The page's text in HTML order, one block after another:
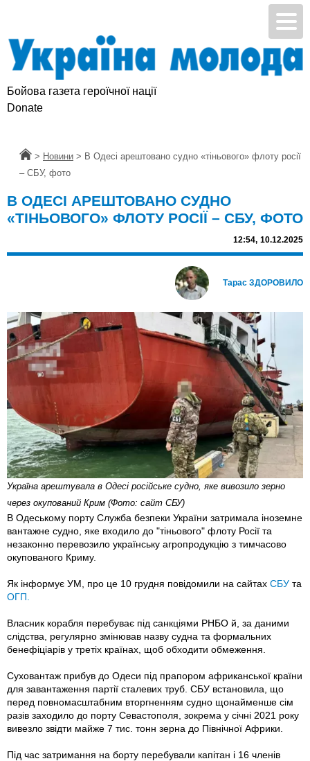
Бойова газета героїчної нації
Donate
Головна
> Новини > В Одесі арештовано судно «тіньового» флоту росії
– СБУ, фото
В ОДЕСІ АРЕШТОВАНО СУДНО
«ТІНЬОВОГО» ФЛОТУ РОСІЇ – СБУ, ФОТО
12:54, 10.12.2025
Тарас ЗДОРОВИЛО
Україна арештувала в Одесі російське судно, яке вивозило зерно
через окупований Крим (Фото: сайт СБУ)
В Одеському порту Служба безпеки України затримала іноземне
вантажне судно, яке входило до "тіньового" флоту Росії та
незаконно перевозило українську агропродукцію з тимчасово
окупованого Криму.
Як інформує УМ, про це 10 грудня повідомили на сайтах СБУ та
ОГП.
Власник корабля перебуває під санкціями РНБО й, за даними
слідства, регулярно змінював назву судна та формальних
бенефіціарів у третіх країнах, щоб обходити обмеження.
Суховантаж прибув до Одеси під прапором африканської країни
для завантаження партії сталевих труб. СБУ встановила, що
перед повномасштабним вторгненням судно щонайменше сім
разів заходило до порту Севастополя, зокрема у січні 2021 року
вивезло звідти майже 7 тис. тонн зерна до Північної Африки.
Під час затримання на борту перебували капітан і 16 членів